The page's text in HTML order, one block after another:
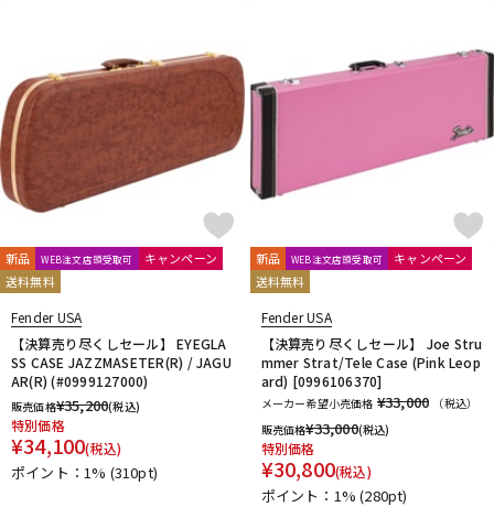
新品 WEB注文店頭受取可
キャンペーン
送料無料
Fender USA
【決算売り尽くしセール】 EYEGLA
SS CASE JAZZMASETER(R) / JAGU
AR(R) (#0999127000)
販売価格¥35,200(税込)
特別価格
¥34,100(税込)
ポイント：1% (310pt)
新品 WEB注文店頭受取可
キャンペーン
送料無料
Fender USA
【決算売り尽くしセール】 Joe Stru
mmer Strat/Tele Case (Pink Leop
ard) [0996106370]
メーカー希望小売価格 ¥33,000
（税込）
販売価格¥33,000(税込)
特別価格
¥30,800(税込)
ポイント：1%(280pt)